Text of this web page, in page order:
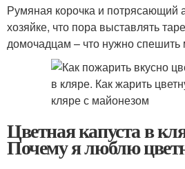
Румяная корочка и потрясающий
хозяйке, что пора выставлять
домочадцам – что нужно спешить
Цветная капуста в
Почему я люблю